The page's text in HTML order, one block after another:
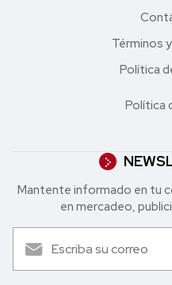
Términos
Política
Política
Mantente informado en tu
en mercadeo,